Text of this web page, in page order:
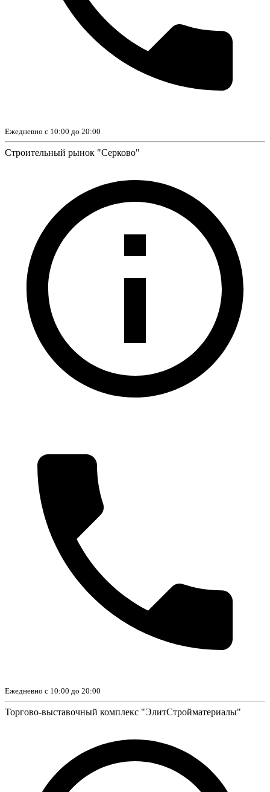
Ежедневно с 10:00 до 20:00
Строительный рынок "Серково"
Ежедневно с 10:00 до 20:00
Торгово-выставочный комплекс "ЭлитСтройматериалы"